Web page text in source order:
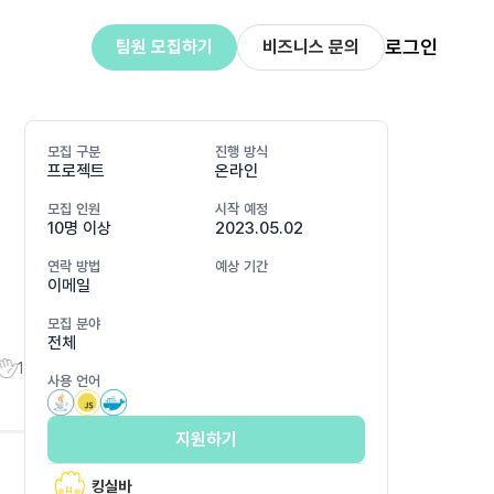
팀원 모집하기 비즈니스 문의 로그인
1
모집 구분
프로젝트
진행 방식
온라인
모집 인원
10명 이상
시작 예정
2023.05.02
연락 방법
이메일
예상 기간
모집 분야
전체
사용 언어
지원하기
킹실바